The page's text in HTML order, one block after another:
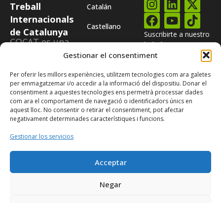
Gestionar el consentiment
Per oferir les millors experiències, utilitzem tecnologies com ara galetes
per emmagatzemar i/o accedir a la informació del dispositiu. Donar el
consentiment a aquestes tecnologies ens permetrà processar dades
com ara el comportament de navegació o identificadors únics en
aquest lloc. No consentir o retirar el consentiment, pot afectar
negativament determinades característiques i funcions.
Gestionar los servicios
Acceptar
Negar
Treball
Internacionals
de Catalunya
COCAT es una
todas aquellas
entidades
catalanas que
organizan
campos
Catalán
Castellano
Suscribirte a nuestro
boletín